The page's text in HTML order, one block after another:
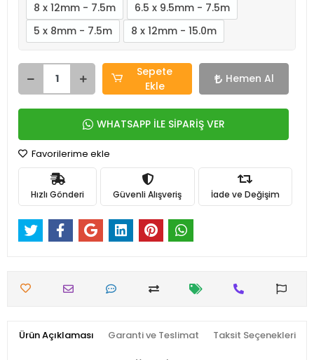
8 x 12mm - 7.5m
6.5 x 9.5mm - 7.5m
5 x 8mm - 7.5m
8 x 12mm - 15.0m
Sepete
Ekle
Hemen Al
WHATSAPP İLE SİPARİŞ VER
Favorilerime ekle
Hızlı Gönderi Güvenli Alışveriş İade ve Değişim
Ürün Açıklaması Garanti ve Teslimat Taksit Seçenekleri